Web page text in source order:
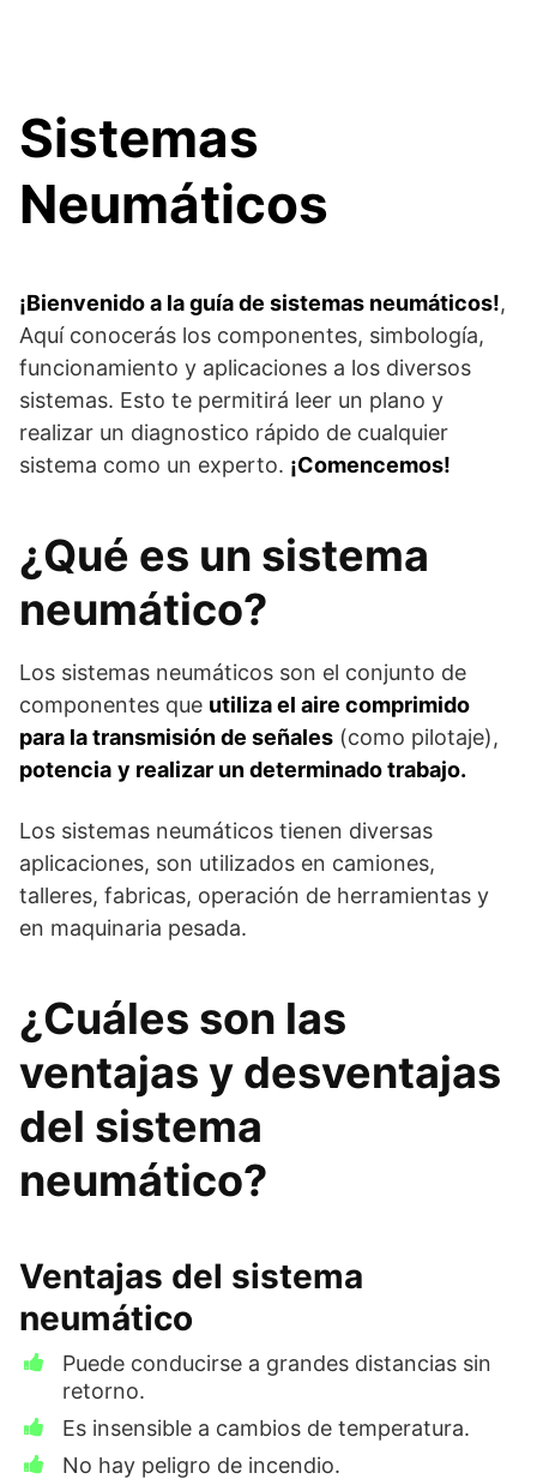
Sistemas
Neumáticos
¡Bienvenido a la guía de sistemas neumáticos!,
Aquí conocerás los componentes, simbología,
funcionamiento y aplicaciones a los diversos
sistemas. Esto te permitirá leer un plano y
realizar un diagnostico rápido de cualquier
sistema como un experto. ¡Comencemos!
¿Qué es un sistema
neumático?
Los sistemas neumáticos son el conjunto de
componentes que utiliza el aire comprimido
para la transmisión de señales (como pilotaje),
potencia y realizar un determinado trabajo.
Los sistemas neumáticos tienen diversas
aplicaciones, son utilizados en camiones,
talleres, fabricas, operación de herramientas y
en maquinaria pesada.
¿Cuáles son las
ventajas y desventajas
del sistema
neumático?
Ventajas del sistema
neumático
Puede conducirse a grandes distancias sin
retorno.
Es insensible a cambios de temperatura.
No hay peligro de incendio.